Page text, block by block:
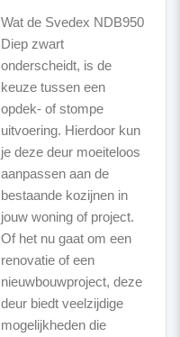
Wat de Svedex NDB950
Diep zwart
onderscheidt, is de
keuze tussen een
opdek- of stompe
uitvoering. Hierdoor kun
je deze deur moeiteloos
aanpassen aan de
bestaande kozijnen in
jouw woning of project.
Of het nu gaat om een
renovatie of een
nieuwbouwproject, deze
deur biedt veelzijdige
mogelijkheden die